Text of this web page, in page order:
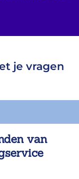
je vragen
van